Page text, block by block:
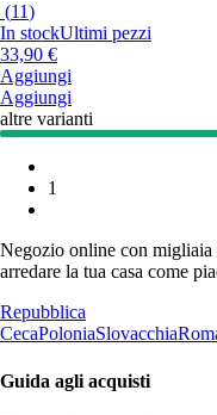
(11)
In stockUltimi pezzi
33,90 €
Aggiungi
Aggiungi
altre varianti
1
Negozio online con
arredare la tua casa come
Repubblica
CecaPoloniaSlovacchia
Guida agli acquisti